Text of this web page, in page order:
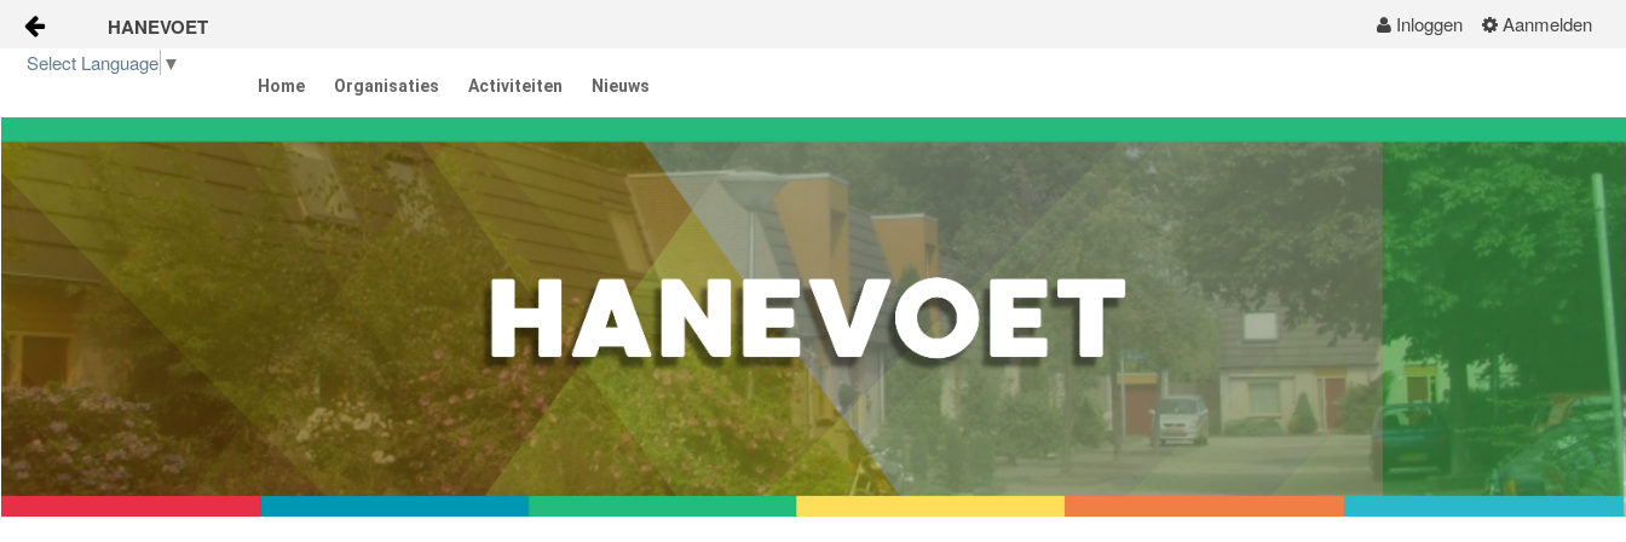
Naar content
Inloggen Aanmelden
HANEVOET
Home Organisaties Activiteiten Nieuws
Select Language ▼